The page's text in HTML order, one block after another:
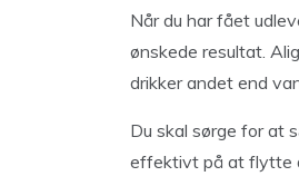
Når du har fået
ønskede resultat.
drikker andet end
Du skal sørge for at
effektivt på at flytte